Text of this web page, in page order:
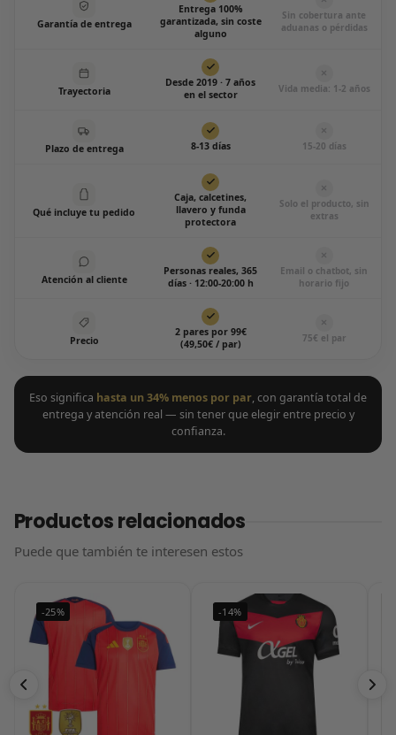
Garantía de entrega
Entrega 100%
garantizada, sin coste
alguno
Sin cobertura ante
aduanas o pérdidas
Trayectoria
Desde 2019 · 7 años
en el sector
Vida media: 1-2 años
Plazo de entrega 8-13 días 15-20 días
Qué incluye tu pedido
Caja, calcetines,
llavero y funda
protectora
Solo el producto, sin
extras
Atención al cliente
Personas reales, 365
días · 12:00-20:00 h
Email o chatbot, sin
horario fijo
Precio
2 pares por 99€
(49,50€ / par)
75€ el par
Eso significa hasta un 34% menos por par, con garantía total de
entrega y atención real — sin tener que elegir entre precio y
confianza.
Productos relacionados
Puede que también te interesen estos
-25% -14%